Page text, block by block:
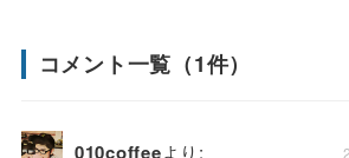
コメント一覧（1件）
010coffeeより: